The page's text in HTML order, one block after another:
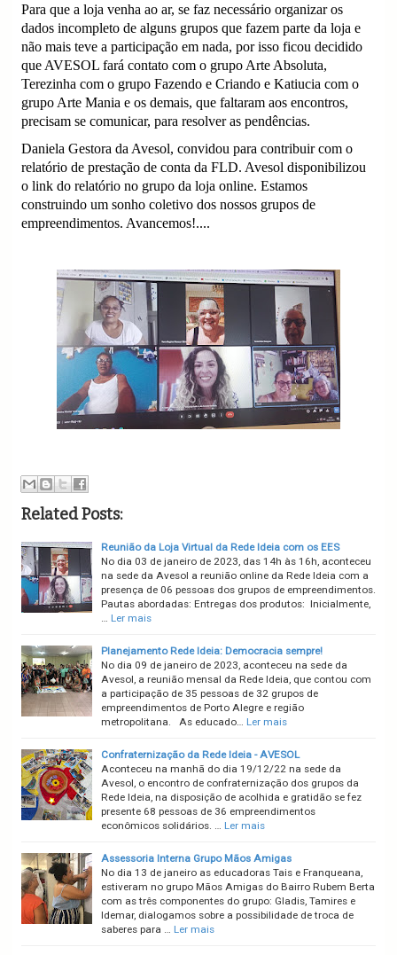
Para que a loja venha ao ar, se faz necessário organizar os
dados incompleto de alguns grupos que fazem parte da loja e
não mais teve a participação em nada, por isso ficou decidido
que AVESOL fará contato com o grupo Arte Absoluta,
Terezinha com o grupo Fazendo e Criando e Katiucia com o
grupo Arte Mania e os demais, que faltaram aos encontros,
precisam se comunicar, para resolver as pendências.
Daniela Gestora da Avesol, convidou para contribuir com o
relatório de prestação de conta da FLD. Avesol disponibilizou
o link do relatório no grupo da loja online. Estamos
construindo um sonho coletivo dos nossos grupos de
empreendimentos. Avancemos!....
Related Posts:
Reunião da Loja Virtual da Rede Ideia com os EES
No dia 03 de janeiro de 2023, das 14h às 16h, aconteceu
na sede da Avesol a reunião online da Rede Ideia com a
presença de 06 pessoas dos grupos de empreendimentos.
Pautas abordadas: Entregas dos produtos: Inicialmente,
… Ler mais
Planejamento Rede Ideia: Democracia sempre!
No dia 09 de janeiro de 2023, aconteceu na sede da
Avesol, a reunião mensal da Rede Ideia, que contou com
a participação de 35 pessoas de 32 grupos de
empreendimentos de Porto Alegre e região
metropolitana. As educado… Ler mais
Confraternização da Rede Ideia - AVESOL
Aconteceu na manhã do dia 19/12/22 na sede da
Avesol, o encontro de confraternização dos grupos da
Rede Ideia, na disposição de acolhida e gratidão se fez
presente 68 pessoas de 36 empreendimentos
econômicos solidários. … Ler mais
Assessoria Interna Grupo Mãos Amigas
No dia 13 de janeiro as educadoras Tais e Franqueana,
estiveram no grupo Mãos Amigas do Bairro Rubem Berta
com as três componentes do grupo: Gladis, Tamires e
Idemar, dialogamos sobre a possibilidade de troca de
saberes para … Ler mais